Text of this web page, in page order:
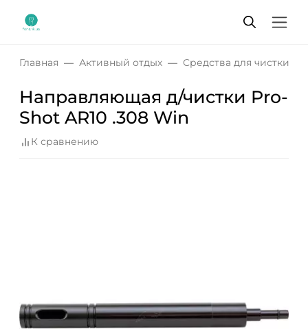
Главная Активный отдых Средства для чистки
Направляющая д/чистки Pro-
Shot AR10 .308 Win
К сравнению